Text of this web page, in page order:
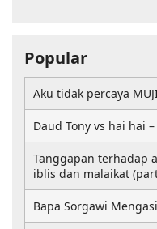
Popular
Aku tidak percaya
Daud Tony vs hai hai
Tanggapan terhadap
iblis dan malaikat
Bapa Sorgawi